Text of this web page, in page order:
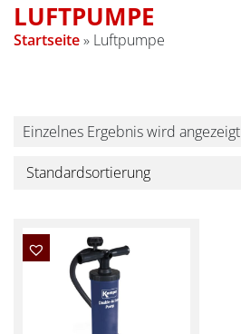
LUFTPUMPE
Startseite» Luftpumpe
Einzelnes Ergebnis wird angezeigt